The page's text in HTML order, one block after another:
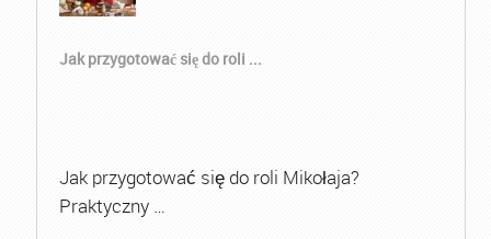
Jak przygotować się do roli ...
Jak przygotować się do roli Mikołaja?
Praktyczny …